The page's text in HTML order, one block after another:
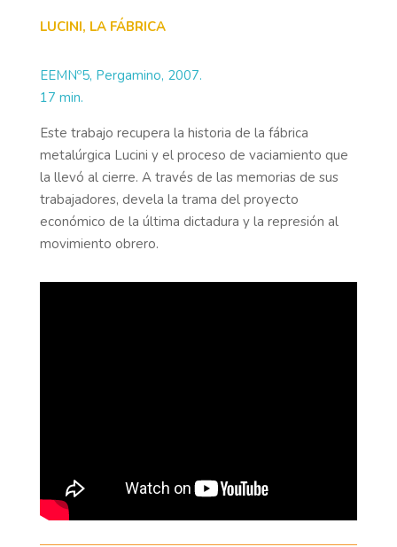
LUCINI, LA FÁBRICA
EEMNº5, Pergamino, 2007.
17 min.
Este trabajo recupera la historia de la fábrica
metalúrgica Lucini y el proceso de vaciamiento que
la llevó al cierre. A través de las memorias de sus
trabajadores, devela la trama del proyecto
económico de la última dictadura y la represión al
movimiento obrero.